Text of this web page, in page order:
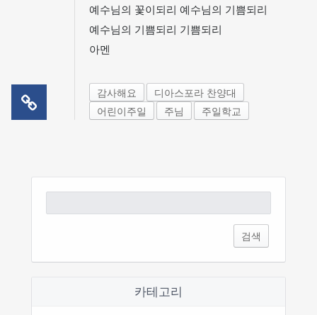
예수님의 꽃이되리 예수님의 기쁨되리
예수님의 기쁨되리 기쁨되리
아멘
감사해요
디아스포라 찬양대
어린이주일
주님 주일학교
색:
카테고리